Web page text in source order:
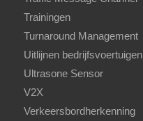
Trainingen
Turnaround Management
Uitlijnen bedrijfsvoertuigen
Ultrasone Sensor
V2X
Verkeersbordherkenning